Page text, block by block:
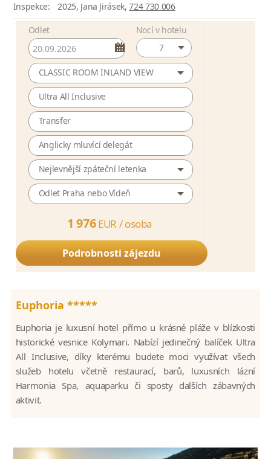
Inspekce:
2025, Jana Jirásek,724 730 006
Odlet
Nocí v hotelu
7
CLASSIC ROOM INLAND VIEW
Ultra All Inclusive
Transfer
Anglicky mluvící delegát
Nejlevnější zpáteční letenka
Odlet Praha nebo Vídeň
1 976 EUR /osoba
Podrobnosti zájezdu
Euphoria *****
Euphoria je luxusní hotel přímo u krásné pláže v blízkosti
historické vesnice Kolymari. Nabízí jedinečný balíček Ultra
All Inclusive, díky kterému budete moci využívat všech
služeb hotelu včetně restaurací, barů, luxusních lázní
Harmonia Spa, aquaparku či sposty dalších zábavných
aktivit.